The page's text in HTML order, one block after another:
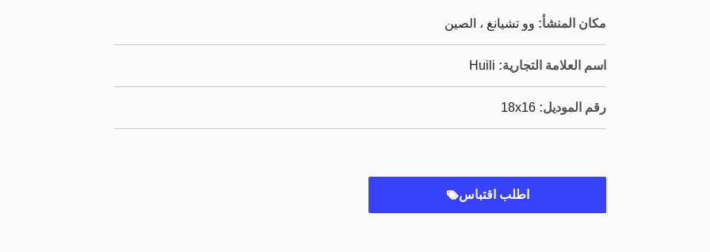
مكان المنشأ: وو تشيانغ ، الصين
اسم العلامة التجارية: Huili
رقم الموديل: 18x16
اطلب اقتباس